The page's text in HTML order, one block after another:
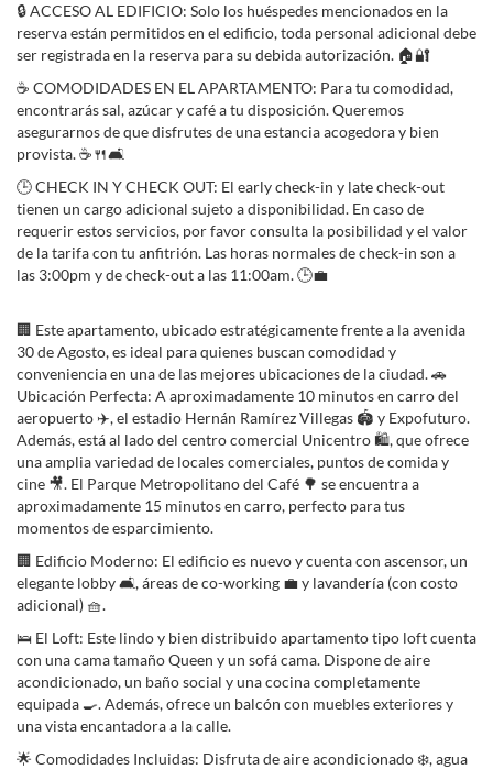
🔒 ACCESO AL EDIFICIO: Solo los huéspedes mencionados en la
reserva están permitidos en el edificio, toda personal adicional debe
ser registrada en la reserva para su debida autorización. 🏠🔐
☕ COMODIDADES EN EL APARTAMENTO: Para tu comodidad,
encontrarás sal, azúcar y café a tu disposición. Queremos
asegurarnos de que disfrutes de una estancia acogedora y bien
provista. ☕🍴🛋️
🕒 CHECK IN Y CHECK OUT: El early check-in y late check-out
tienen un cargo adicional sujeto a disponibilidad. En caso de
requerir estos servicios, por favor consulta la posibilidad y el valor
de la tarifa con tu anfitrión. Las horas normales de check-in son a
las 3:00pm y de check-out a las 11:00am. 🕒💼
🏢 Este apartamento, ubicado estratégicamente frente a la avenida
30 de Agosto, es ideal para quienes buscan comodidad y
conveniencia en una de las mejores ubicaciones de la ciudad. 🚗
Ubicación Perfecta: A aproximadamente 10 minutos en carro del
aeropuerto ✈️, el estadio Hernán Ramírez Villegas 🏟️ y Expofuturo.
Además, está al lado del centro comercial Unicentro 🛍️, que ofrece
una amplia variedad de locales comerciales, puntos de comida y
cine 🎥. El Parque Metropolitano del Café 🌳 se encuentra a
aproximadamente 15 minutos en carro, perfecto para tus
momentos de esparcimiento.
🏢 Edificio Moderno: El edificio es nuevo y cuenta con ascensor, un
elegante lobby 🛋️, áreas de co-working 💼 y lavandería (con costo
adicional) 🧺.
🛌 El Loft: Este lindo y bien distribuido apartamento tipo loft cuenta
con una cama tamaño Queen y un sofá cama. Dispone de aire
acondicionado, un baño social y una cocina completamente
equipada 🍳. Además, ofrece un balcón con muebles exteriores y
una vista encantadora a la calle.
🌟 Comodidades Incluidas: Disfruta de aire acondicionado ❄️, agua